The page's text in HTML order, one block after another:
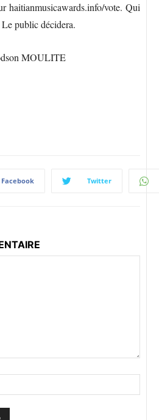
haitianmusicawards.info/vote. Qui
Le public décidera.
MOULITE
Facebook Twitter